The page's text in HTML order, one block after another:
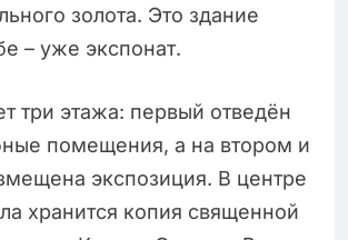
золота. Это здание
– уже экспонат.
три этажа: первый отведён
помещения, а на втором и
экспозиция. В центре
хранится копия священной